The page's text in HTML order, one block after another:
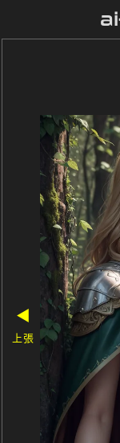
◀
上張